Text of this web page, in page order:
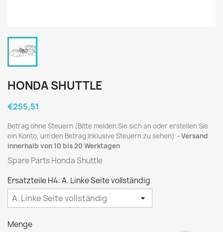
HONDA SHUTTLE
€255,51
Betrag ohne Steuern (Bitte melden Sie sich an oder erstellen Sie
ein Konto, um den Betrag inklusive Steuern zu sehen)
Versand
innerhalb von 10 bis 20 Werktagen
Spare Parts Honda Shuttle
Ersatzteile H4: A. Linke Seite vollständig
Menge